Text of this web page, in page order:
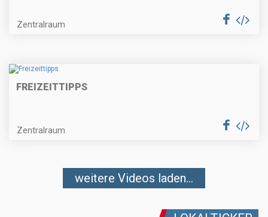
Zentralraum
FREIZEITTIPPS
Zentralraum
weitere Videos laden...